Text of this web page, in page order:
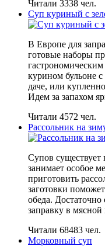
Читали 3338 чел.
Суп куриный с
В Европе для
готовые наборы
курином бульоне
даче, или
Идем за запахом
Читали 4572 чел.
Рассольник на
Супов существует
занимает особое
приготовить
заготовки
обеда.
заправку в
Читали 68483 чел.
Морковный суп